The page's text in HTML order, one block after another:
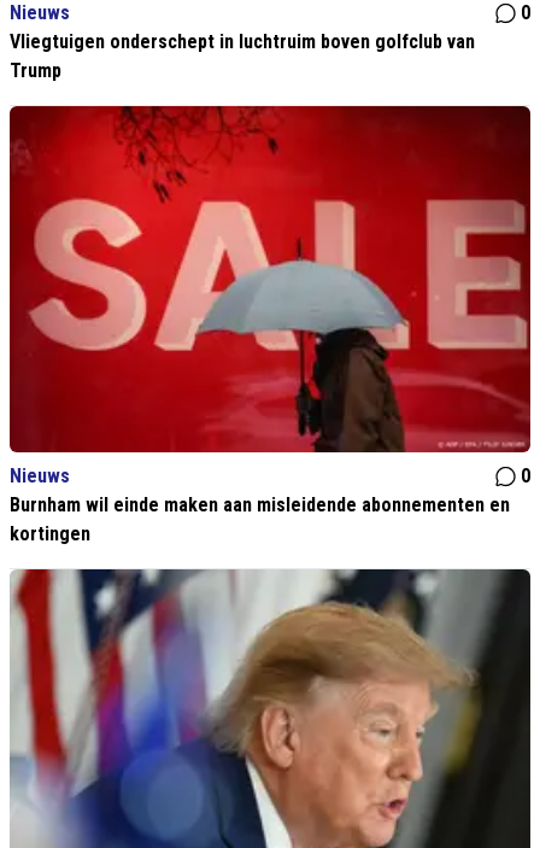
Nieuws
0
Vliegtuigen onderschept in luchtruim boven golfclub van
Trump
Nieuws
0
Burnham wil einde maken aan misleidende abonnementen en
kortingen